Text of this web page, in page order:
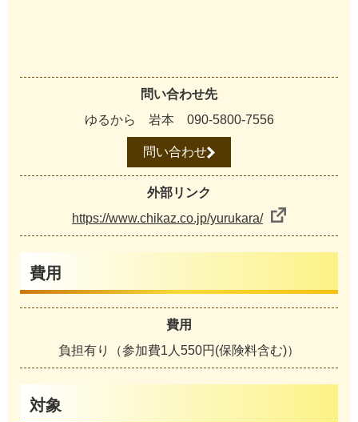
問い合わせ先
ゆるから 岩本 090-5800-7556
問い合わせ
外部リンク
https://www.chikaz.co.jp/yurukara/
費用
費用
負担有り（参加費1人550円(保険料含む)）
対象